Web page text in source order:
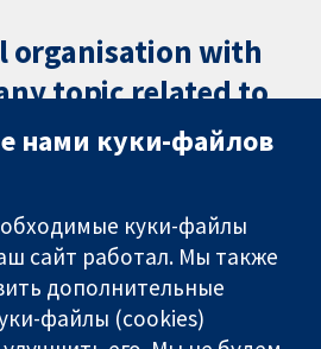
organisation with
topic related to
research
нами куки-файлов
куки-файлы
сайт работал. Мы также
дополнительные
файлы (cookies)